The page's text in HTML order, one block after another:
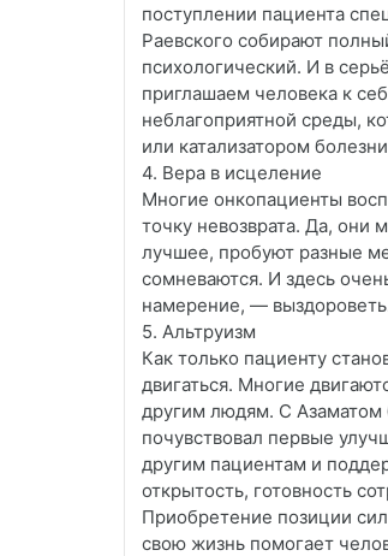
поступлении пациента
Раевского собирают
психологический. И в
приглашаем человека к
неблагоприятной среды,
или катализатором
4. Вера в исцеление
Многие онкопациенты
точку невозврата. Да, они
лучшее, пробуют разные
сомневаются. И здесь
намерение, —
5. Альтруизм
Как только пациенту
двигаться. Многие
другим людям. С Азаматом
почувствовал первые
другим пациентам и
открытость, готовность
Приобретение позиции
свою жизнь помогает